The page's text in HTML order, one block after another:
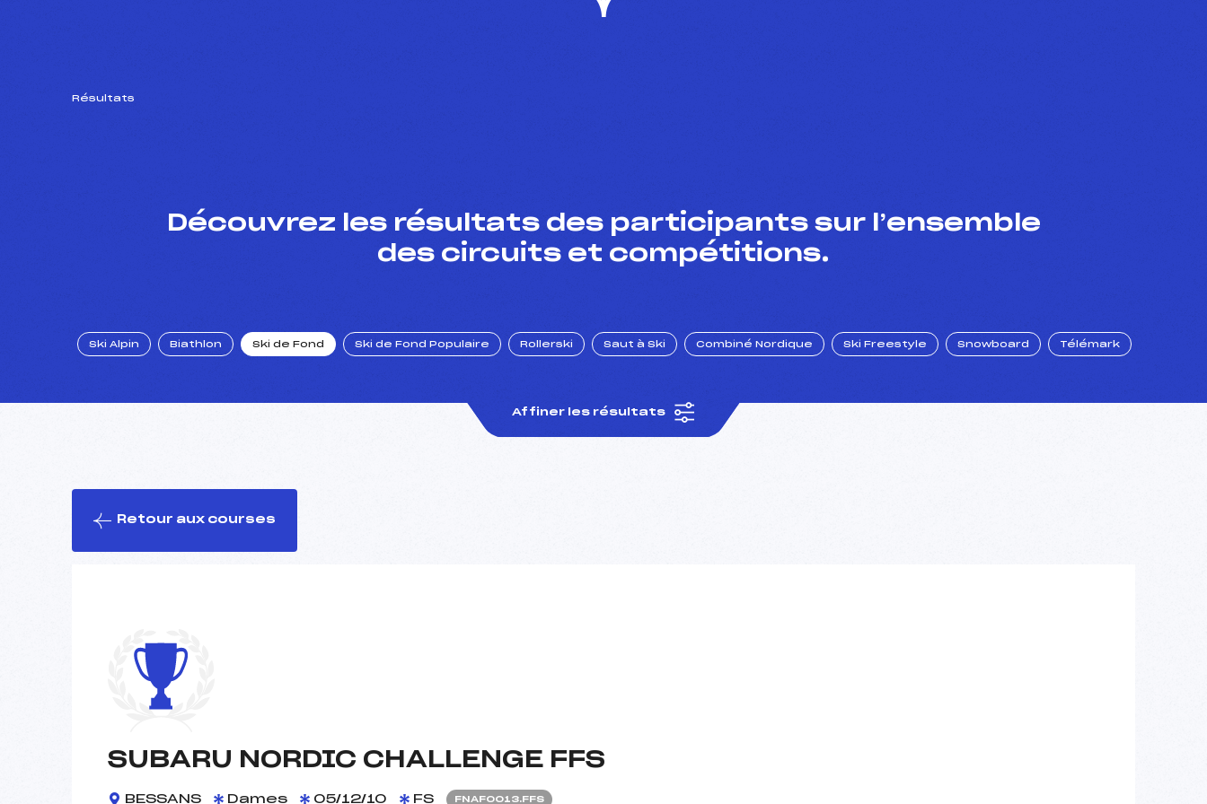
Résultats
Découvrez les résultats des participants sur l’ensemble
des circuits et compétitions.
Ski Alpin Biathlon Ski de Fond Ski de Fond Populaire Rollerski Saut à Ski Combiné Nordique Ski Freestyle Snowboard Télémark
Affiner les résultats
Retour aux courses
SUBARU NORDIC CHALLENGE FFS
BESSANS Dames 05/12/10 FS FNAF0013.FFS